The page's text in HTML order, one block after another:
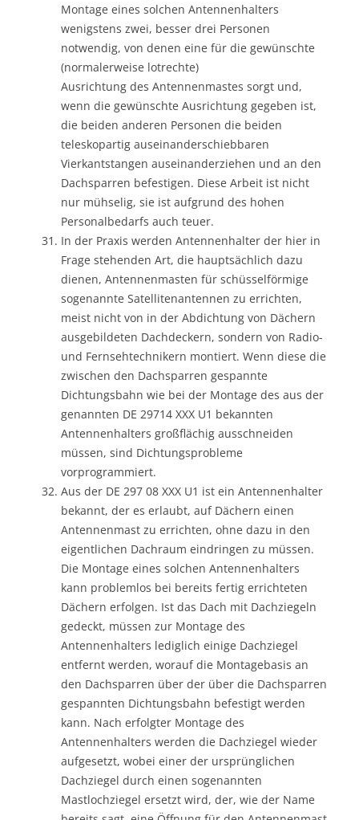
Montage eines solchen Antennenhalters
wenigstens zwei, besser drei Personen
notwendig, von denen eine für die gewünschte
(normalerweise lotrechte)
Ausrichtung des Antennenmastes sorgt und,
wenn die gewünschte Ausrichtung gegeben ist,
die beiden anderen Personen die beiden
teleskopartig auseinanderschiebbaren
Vierkantstangen auseinanderziehen und an den
Dachsparren befestigen. Diese Arbeit ist nicht
nur mühselig, sie ist aufgrund des hohen
Personalbedarfs auch teuer.
In der Praxis werden Antennenhalter der hier in
Frage stehenden Art, die hauptsächlich dazu
dienen, Antennenmasten für schüsselförmige
sogenannte Satellitenantennen zu errichten,
meist nicht von in der Abdichtung von Dächern
ausgebildeten Dachdeckern, sondern von Radio-
und Fernsehtechnikern montiert. Wenn diese die
zwischen den Dachsparren gespannte
Dichtungsbahn wie bei der Montage des aus der
genannten DE 29714 XXX U1 bekannten
Antennenhalters großflächig ausschneiden
müssen, sind Dichtungsprobleme
vorprogrammiert.
Aus der DE 297 08 XXX U1 ist ein Antennenhalter
bekannt, der es erlaubt, auf Dächern einen
Antennenmast zu errichten, ohne dazu in den
eigentlichen Dachraum eindringen zu müssen.
Die Montage eines solchen Antennenhalters
kann problemlos bei bereits fertig errichteten
Dächern erfolgen. Ist das Dach mit Dachziegeln
gedeckt, müssen zur Montage des
Antennenhalters lediglich einige Dachziegel
entfernt werden, worauf die Montagebasis an
den Dachsparren über der über die Dachsparren
gespannten Dichtungsbahn befestigt werden
kann. Nach erfolgter Montage des
Antennenhalters werden die Dachziegel wieder
aufgesetzt, wobei einer der ursprünglichen
Dachziegel durch einen sogenannten
Mastlochziegel ersetzt wird, der, wie der Name